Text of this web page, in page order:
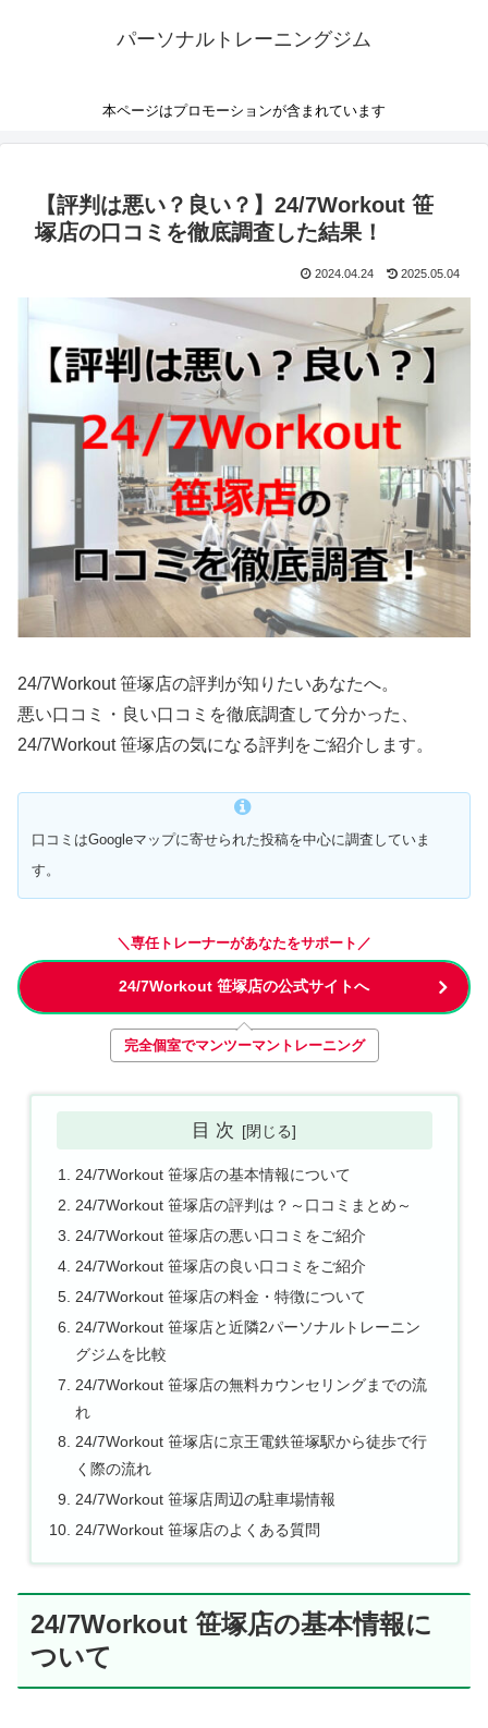
パーソナルトレーニングジム
本ページはプロモーションが含まれています
【評判は悪い？良い？】24/7Workout 笹
塚店の口コミを徹底調査した結果！
2024.04.24 2025.05.04
24/7Workout 笹塚店の評判が知りたいあなたへ。
悪い口コミ・良い口コミを徹底調査して分かった、
24/7Workout 笹塚店の気になる評判をご紹介します。
口コミはGoogleマップに寄せられた投稿を中心に調査していま
す。
＼専任トレーナーがあなたをサポート／
24/7Workout 笹塚店の公式サイトへ
完全個室でマンツーマントレーニング
目 次
24/7Workout 笹塚店の基本情報について
24/7Workout 笹塚店の評判は？～口コミまとめ～
24/7Workout 笹塚店の悪い口コミをご紹介
24/7Workout 笹塚店の良い口コミをご紹介
24/7Workout 笹塚店の料金・特徴について
24/7Workout 笹塚店と近隣2パーソナルトレーニン
グジムを比較
24/7Workout 笹塚店の無料カウンセリングまでの流
れ
24/7Workout 笹塚店に京王電鉄笹塚駅から徒歩で行
く際の流れ
24/7Workout 笹塚店周辺の駐車場情報
24/7Workout 笹塚店のよくある質問
24/7Workout 笹塚店の基本情報に
ついて